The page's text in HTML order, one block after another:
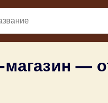
магазин —